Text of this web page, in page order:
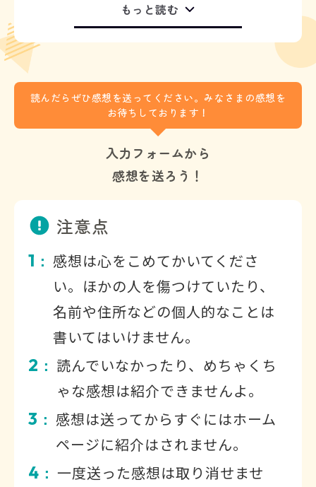
もっと読む
読んだらぜひ感想を送ってください。みなさまの感想を
お待ちしております！
入力フォームから
感想を送ろう！
注意点
1 ： 感想は心をこめてかいてくださ
い。ほかの人を傷つけていたり、
名前や住所などの個人的なことは
書いてはいけません。
2 ： 読んでいなかったり、めちゃくち
ゃな感想は紹介できませんよ。
3 ： 感想は送ってからすぐにはホーム
ページに紹介はされません。
4 ： 一度送った感想は取り消せませ